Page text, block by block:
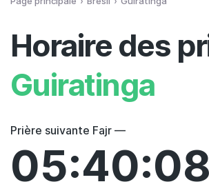
Horaire des
Guiratinga
Prière suivante Fajr —
05:40:08